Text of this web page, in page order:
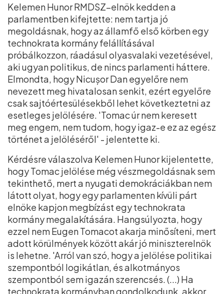
Kelemen Hunor RMDSZ–elnök kedden a
parlamentben kifejtette: nem tartja jó
megoldásnak, hogy az államfő első körben egy
technokrata kormány felállításával
próbálkozzon, ráadásul olyasvalaki vezetésével,
aki ugyan politikus, de nincs parlamenti háttere.
Elmondta, hogy Nicușor Dan egyelőre nem
nevezett meg hivatalosan senkit, ezért egyelőre
csak sajtóértesülésekből lehet következtetni az
esetleges jelölésére. 'Tomac úr nem keresett
meg engem, nem tudom, hogy igaz-e ez az egész
történet a jelöléséről' - jelentette ki.
Kérdésre válaszolva Kelemen Hunor kijelentette,
hogy Tomac jelölése még vészmegoldásnak sem
tekinthető, mert a nyugati demokráciákban nem
látott olyat, hogy egy parlamenten kívüli párt
elnöke kapjon megbízást egy technokrata
kormány megalakítására. Hangsúlyozta, hogy
ezzel nem Eugen Tomacot akarja minősíteni, mert
adott körülmények között akár jó miniszterelnök
is lehetne. 'Arról van szó, hogy a jelölése politikai
szempontból logikátlan, és alkotmányos
szempontból sem igazán szerencsés. (...) Ha
technokrata kormányban gondolkodunk, akkor